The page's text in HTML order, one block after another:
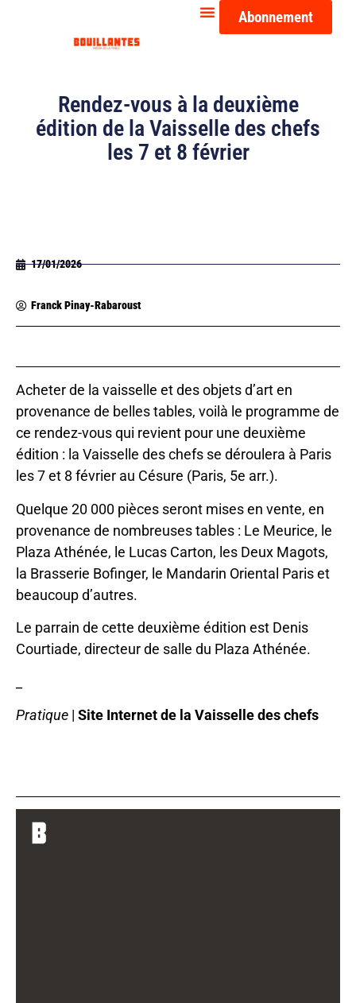
Abonnement
Rendez-vous à la deuxième
édition de la Vaisselle des chefs
les 7 et 8 février
17/01/2026
Franck Pinay-Rabaroust
Acheter de la vaisselle et des objets d’art en
provenance de belles tables, voilà le programme de
ce rendez-vous qui revient pour une deuxième
édition : la Vaisselle des chefs se déroulera à Paris
les 7 et 8 février au Césure (Paris, 5e arr.).
Quelque 20 000 pièces seront mises en vente, en
provenance de nombreuses tables : Le Meurice, le
Plaza Athénée, le Lucas Carton, les Deux Magots,
la Brasserie Bofinger, le Mandarin Oriental Paris et
beaucoup d’autres.
Le parrain de cette deuxième édition est Denis
Courtiade, directeur de salle du Plaza Athénée.
Pratique | Site Internet de la Vaisselle des chefs